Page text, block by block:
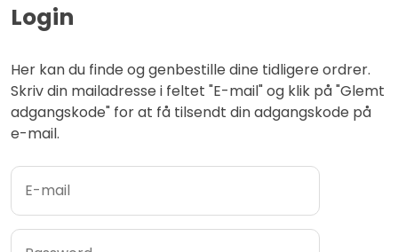
Login
Her kan du finde og genbestille dine tidligere ordrer.
Skriv din mailadresse i feltet "E-mail" og klik på "Glemt
adgangskode" for at få tilsendt din adgangskode på
e-mail.